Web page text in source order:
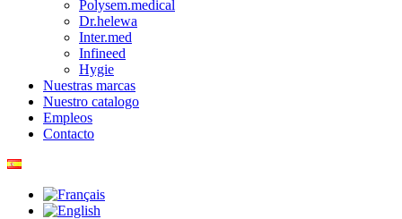
Polysem.medical
Dr.helewa
Inter.med
Infineed
Hygie
Nuestras marcas
Nuestro catalogo
Empleos
Contacto